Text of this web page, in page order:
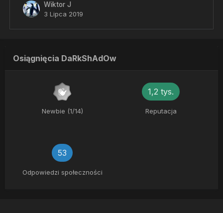
Wiktor J
3 Lipca 2019
Osiągnięcia DaRkShAdOw
Newbie (1/14)
1,2 tys.
Reputacja
53
Odpowiedzi społeczności